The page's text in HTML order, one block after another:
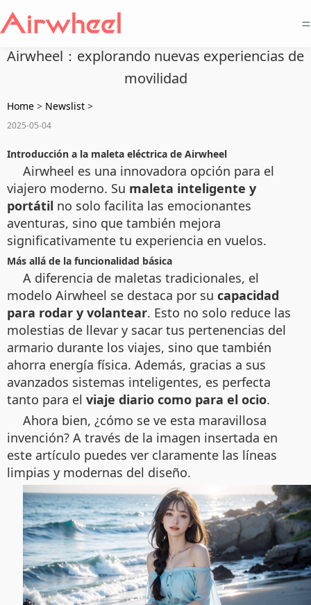
=
Airwheel：explorando nuevas experiencias de
movilidad
Home > Newslist >
2025-05-04
Introducción a la maleta eléctrica de Airwheel
Airwheel es una innovadora opción para el
viajero moderno. Su maleta inteligente y
portátil no solo facilita las emocionantes
aventuras, sino que también mejora
significativamente tu experiencia en vuelos.
Más allá de la funcionalidad básica
A diferencia de maletas tradicionales, el
modelo Airwheel se destaca por su capacidad
para rodar y volantear. Esto no solo reduce las
molestias de llevar y sacar tus pertenencias del
armario durante los viajes, sino que también
ahorra energía física. Además, gracias a sus
avanzados sistemas inteligentes, es perfecta
tanto para el viaje diario como para el ocio.
Ahora bien, ¿cómo se ve esta maravillosa
invención? A través de la imagen insertada en
este artículo puedes ver claramente las líneas
limpias y modernas del diseño.